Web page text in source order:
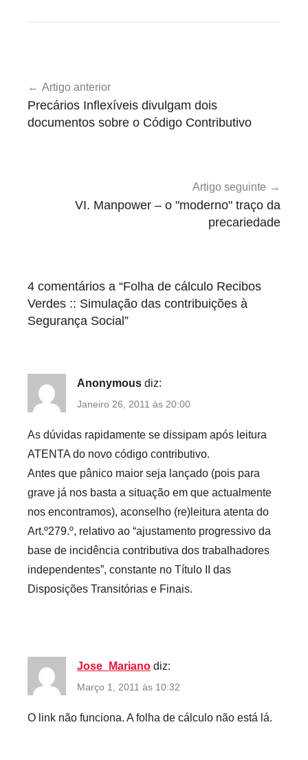
de
artigos
Artigo anterior
Precários Inflexíveis divulgam dois
documentos sobre o Código Contributivo
Artigo seguinte
VI. Manpower – o "moderno" traço da
precariedade
4 comentários a “Folha de cálculo Recibos
Verdes :: Simulação das contribuições à
Segurança Social”
Anonymous diz:
Janeiro 26, 2011 às 20:00
As dúvidas rapidamente se dissipam após leitura
ATENTA do novo código contributivo.
Antes que pânico maior seja lançado (pois para
grave já nos basta a situação em que actualmente
nos encontramos), aconselho (re)leitura atenta do
Art.º279.º, relativo ao “ajustamento progressivo da
base de incidência contributiva dos trabalhadores
independentes”, constante no Título II das
Disposições Transitórias e Finais.
Jose_Mariano diz:
Março 1, 2011 às 10:32
O link não funciona. A folha de cálculo não está lá.